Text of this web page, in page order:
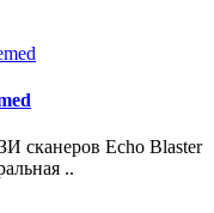
сканеров Echo Blaster
..